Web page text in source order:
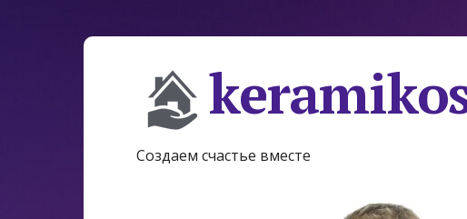
Создаем счастье вместе